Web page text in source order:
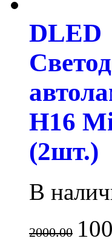
DLED
H16
(2шт.)
В
2000.00